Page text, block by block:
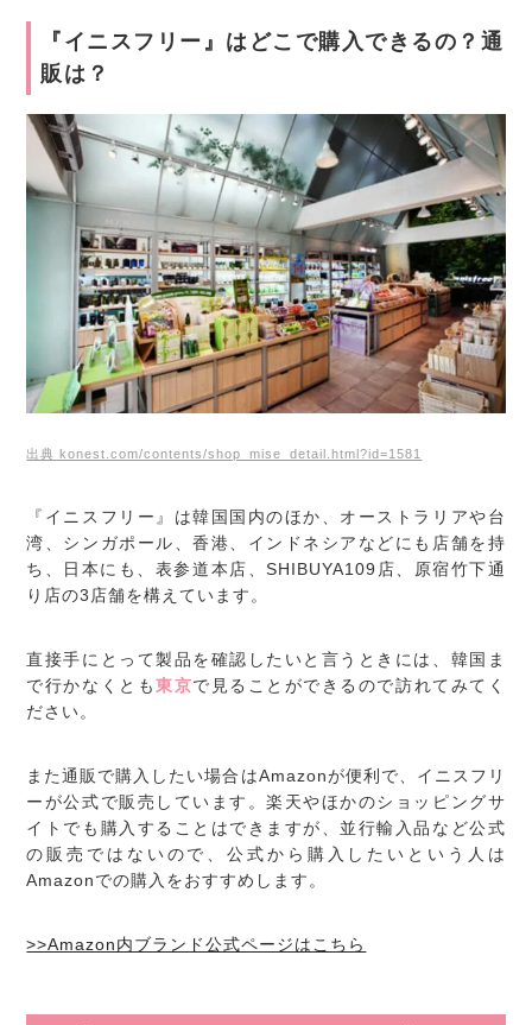
『イニスフリー』はどこで購入できるの？通
販は？
出典 konest.com/contents/shop_mise_detail.html?id=1581
『イニスフリー』は韓国国内のほか、オーストラリアや台
湾、シンガポール、香港、インドネシアなどにも店舗を持
ち、日本にも、表参道本店、SHIBUYA109店、原宿竹下通
り店の3店舗を構えています。
直接手にとって製品を確認したいと言うときには、韓国ま
で行かなくとも東京で見ることができるので訪れてみてく
ださい。
また通販で購入したい場合はAmazonが便利で、イニスフリ
ーが公式で販売しています。楽天やほかのショッピングサ
イトでも購入することはできますが、並行輸入品など公式
の販売ではないので、公式から購入したいという人は
Amazonでの購入をおすすめします。
>>Amazon内ブランド公式ページはこちら